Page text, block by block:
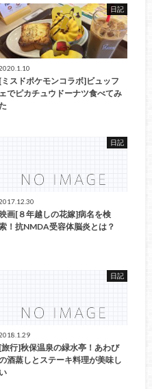
日記
[ミスドポケモンコラボ]ビュッフ
ェでピカチュウドーナツ食べてみ
日記
画[８年越しの花嫁]病名を検
！抗NMDA受容体脳炎とは？
日記
[旅行]秋保温泉の緑水亭！あわび
酒蒸しとステーキ料理が美味し
い